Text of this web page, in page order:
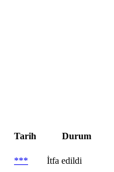
Tarih
Durum
***
İtfa edildi